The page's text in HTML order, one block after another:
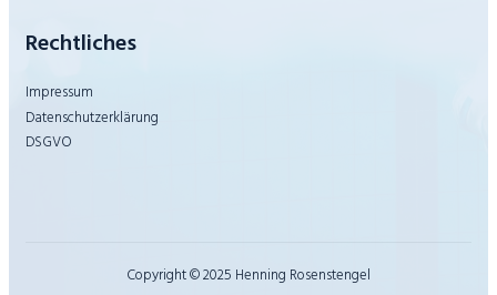
Rechtliches
Impressum
Datenschutzerklärung
DSGVO
Copyright © 2025 Henning Rosenstengel